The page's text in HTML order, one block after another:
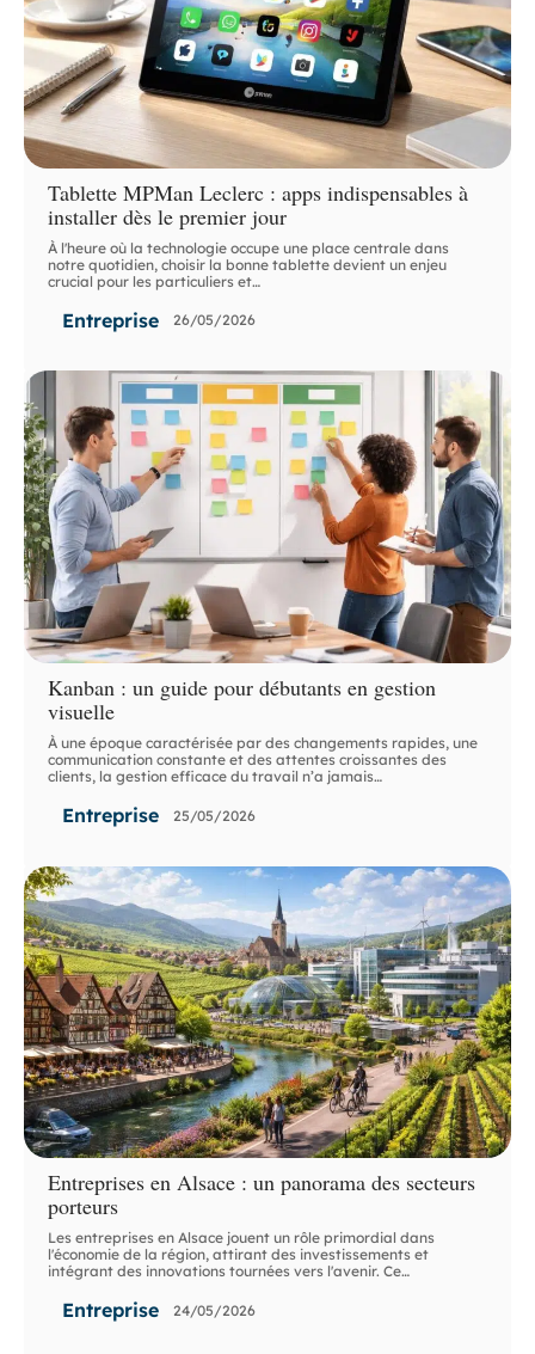
Tablette MPMan Leclerc : apps indispensables à
installer dès le premier jour
À l'heure où la technologie occupe une place centrale dans
notre quotidien, choisir la bonne tablette devient un enjeu
crucial pour les particuliers et…
Entreprise 26/05/2026
Kanban : un guide pour débutants en gestion
visuelle
À une époque caractérisée par des changements rapides, une
communication constante et des attentes croissantes des
clients, la gestion efficace du travail n’a jamais…
Entreprise 25/05/2026
Entreprises en Alsace : un panorama des secteurs
porteurs
Les entreprises en Alsace jouent un rôle primordial dans
l'économie de la région, attirant des investissements et
intégrant des innovations tournées vers l'avenir. Ce…
Entreprise 24/05/2026